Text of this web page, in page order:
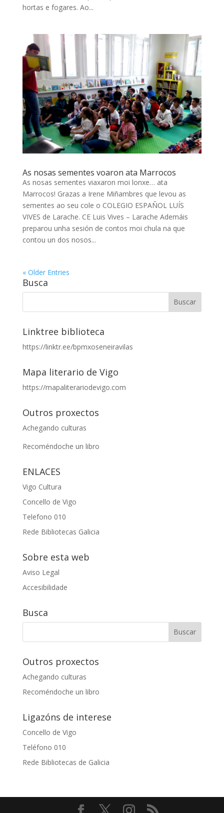
hortas e fogares. Ao...
As nosas sementes voaron ata Marrocos
As nosas sementes viaxaron moi lonxe… ata
Marrocos! Grazas a Irene Miñambres que levou as
sementes ao seu cole o COLEGIO ESPAÑOL LUÍS
VIVES de Larache. CE Luis Vives – Larache Ademáis
preparou unha sesión de contos moi chula na que
contou un dos nosos...
« Older Entries
Busca
Linktree biblioteca
https://linktr.ee/bpmxoseneiravilas
Mapa literario de Vigo
https://mapaliterariodevigo.com
Outros proxectos
Achegando culturas
Recoméndoche un libro
ENLACES
Vigo Cultura
Concello de Vigo
Telefono 010
Rede Bibliotecas Galicia
Sobre esta web
Aviso Legal
Accesibilidade
Busca
Outros proxectos
Achegando culturas
Recoméndoche un libro
Ligazóns de interese
Concello de Vigo
Teléfono 010
Rede Bibliotecas de Galicia